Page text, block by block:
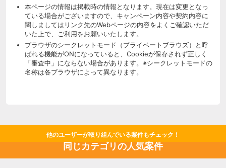
本ページの情報は掲載時の情報となります。現在は変更となっ
ている場合がございますので、キャンペーン内容や契約内容に
関しましてはリンク先のWebページの内容をよくご確認いただ
いた上で、ご利用をお願いいたします。
ブラウザのシークレットモード（プライベートブラウズ）と呼
ばれる機能がONになっていると、Cookieが保存されず正しく
「審査中」にならない場合があります。※シークレットモードの
名称は各ブラウザによって異なります。
他のユーザーが取り組んでいる案件もチェック！
同じカテゴリの人気案件